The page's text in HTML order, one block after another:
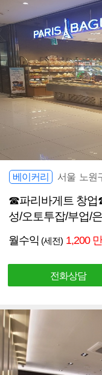
베이커리 서울 노원
☎파리바게트 창업
성/오토투잡/부업/
월수익 (세전) 1,200
전화상담